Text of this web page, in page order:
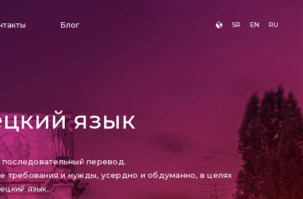
Блог SR EN RU
язык
последовательный перевод.
требования и нужды, усердно и обдуманно, в целях
язык.